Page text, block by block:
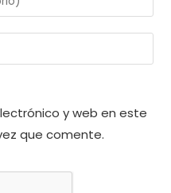
y web en este
que comente.